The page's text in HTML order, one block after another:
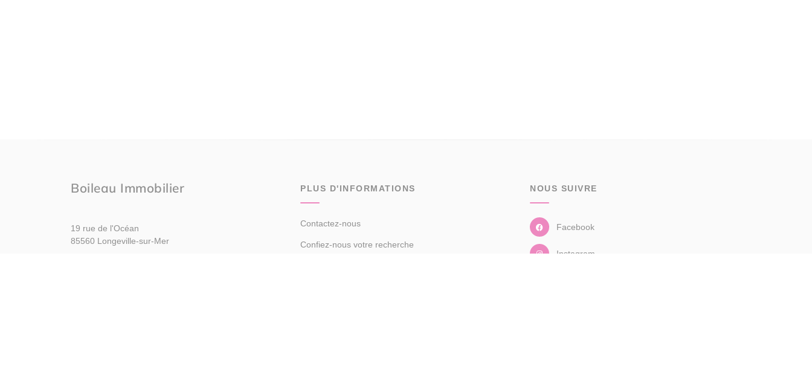
Boileau Immobilier
19 rue de l'Océan
85560 Longeville-sur-Mer
PLUS D'INFORMATIONS
Contactez-nous
Confiez-nous votre recherche
NOUS SUIVRE
Facebook
Instagram